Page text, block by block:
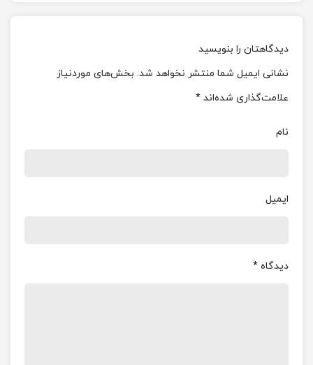
دیدگاهتان را بنویسید
نشانی ایمیل شما منتشر نخواهد شد. بخش‌های موردنیاز
علامت‌گذاری شده‌اند *
نام
ایمیل
دیدگاه *